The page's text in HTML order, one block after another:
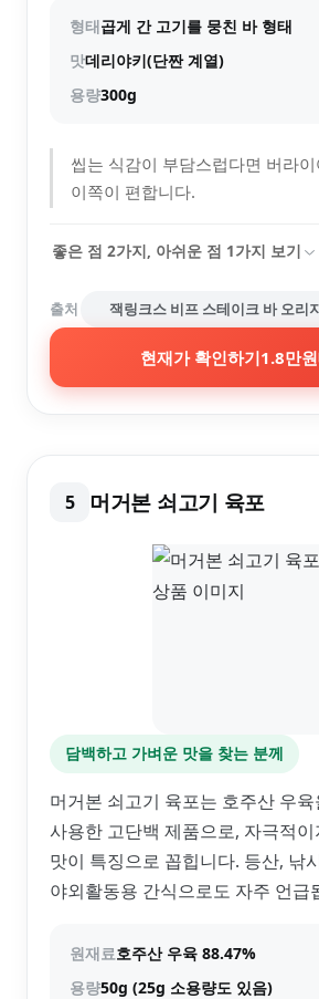
형태곱게 간 고기를 뭉친 바 형태
맛데리야키(단짠 계열)
용량300g
씹는 식감이 부담스럽다면 버라
이쪽이 편합니다.
좋은 점 2가지, 아쉬운 점 1가지 보기
출처 잭링크스 비프 스테이크 바 오리
현재가 확인하기1.8만
5 머거본 쇠고기 육포
담백하고 가벼운 맛을 찾는 분께
머거본 쇠고기 육포는 호주산 우육
사용한 고단백 제품으로, 자극적
맛이 특징으로 꼽힙니다. 등산, 낚
야외활동용 간식으로도 자주 언급
원재료호주산 우육 88.47%
용량50g (25g 소용량도 있음)